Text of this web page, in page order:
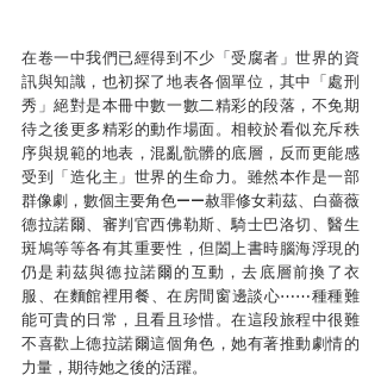
在卷一中我們已經得到不少「受腐者」世界的資
訊與知識，也初探了地表各個單位，其中「處刑
秀」絕對是本冊中數一數二精彩的段落，不免期
待之後更多精彩的動作場面。相較於看似充斥秩
序與規範的地表，混亂骯髒的底層，反而更能感
受到「造化主」世界的生命力。雖然本作是一部
群像劇，數個主要角色——赦罪修女莉茲、白薔薇
德拉諾爾、審判官西佛勒斯、騎士巴洛切、醫生
斑鳩等等各有其重要性，但闔上書時腦海浮現的
仍是莉茲與德拉諾爾的互動，去底層前換了衣
服、在麵館裡用餐、在房間窗邊談心⋯⋯種種難
能可貴的日常，且看且珍惜。在這段旅程中很難
不喜歡上德拉諾爾這個角色，她有著推動劇情的
力量，期待她之後的活躍。